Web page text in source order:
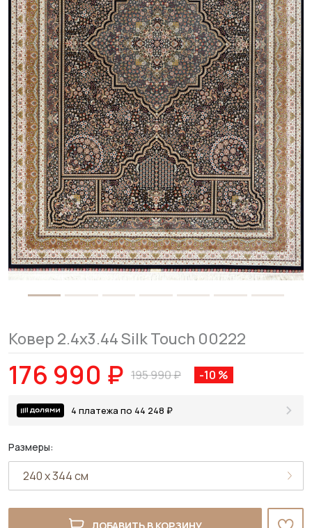
Ковер 2.4x3.44 Silk Touch 00222
176 990 ₽ 195 990 ₽ -10 %
4 платежа по 44 248 ₽
Размеры: